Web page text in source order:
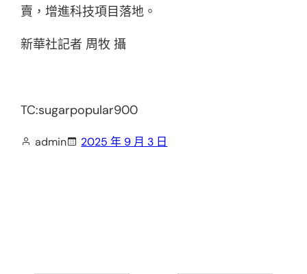
賣，增進科技項目落地。
新華社記者 周牧 攝
TC:sugarpopular900
admin 2025 年 9 月 3 日